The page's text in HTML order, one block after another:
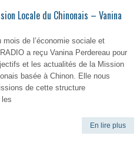
Locale du Chinonais – Vanina
mois de l’économie sociale et
a reçu Vanina Perdereau pour
et les actualités de la Mission
basée à Chinon. Elle nous
de cette structure
les
En lire plus